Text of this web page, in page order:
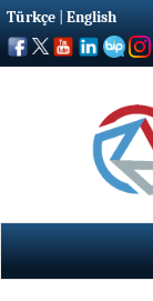
Türkçe English